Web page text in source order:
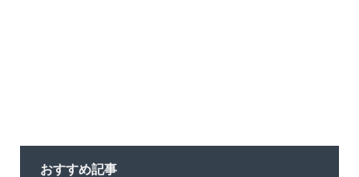
おすすめ記事